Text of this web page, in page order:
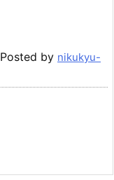
Posted by nikukyu-